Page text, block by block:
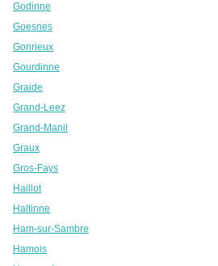
Godinne
Goesnes
Gonrieux
Gourdinne
Graide
Grand-Leez
Grand-Manil
Graux
Gros-Fays
Haillot
Haltinne
Ham-sur-Sambre
Hamois